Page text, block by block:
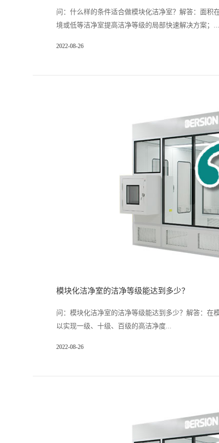
问：什么样的条件适合做模块化洁净室？解答：面积
境或低等洁净室提高洁净等级的局部快速解决方案；...
2022-08-26
模块化洁净室的洁净等级能达到多少？
问：模块化洁净室的洁净等级能达到多少？解答：在
以实现一级、十级、百级的高洁净度...
2022-08-26